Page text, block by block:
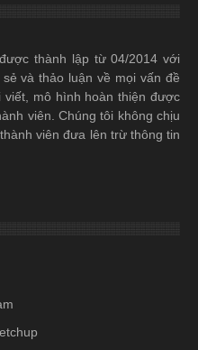
thành lập từ 04/2014 với
và thảo luận về mọi vấn đề
viết, mô hình hoàn thiện được
viên. Chúng tôi không chịu
viên đưa lên trừ thông tin